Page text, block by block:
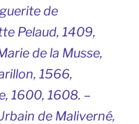
de
Pelaud, 1409,
de la Musse,
1566,
1600, 1608. –
de Maliverné,